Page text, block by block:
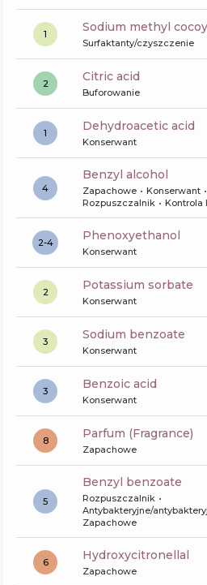
1 sodium methyl
Surfaktanty/czyszczenie
2 citric acid
Buforowanie
1 dehydroacetic acid
Konserwant
4
benzyl alcohol
Zapachowe
Konserwant
Rozpuszczalnik
Kontrola
2-4 phenoxyethanol
Konserwant
2 potassium sorbate
Konserwant
3 sodium benzoate
Konserwant
3 benzoic acid
Konserwant
8 Parfum (Fragrance)
Zapachowe
5
benzyl benzoate
Rozpuszczalnik
Antybakteryjne/
Zapachowe
6 hydroxycitronellal
Zapachowe